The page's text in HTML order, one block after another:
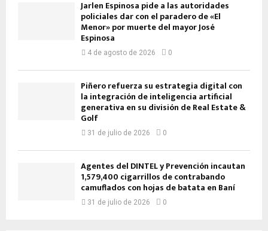
Jarlen Espinosa pide a las autoridades
policiales dar con el paradero de «El
Menor» por muerte del mayor José
Espinosa
4 de agosto de 2026 0
Piñero refuerza su estrategia digital con
la integración de inteligencia artificial
generativa en su división de Real Estate &
Golf
31 de julio de 2026 0
Agentes del DINTEL y Prevención incautan
1,579,400 cigarrillos de contrabando
camuflados con hojas de batata en Baní
31 de julio de 2026 0